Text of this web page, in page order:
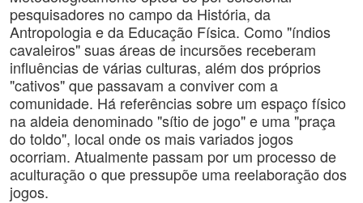
pesquisadores no campo da História, da
Antropologia e da Educação Física. Como "índios
cavaleiros" suas áreas de incursões receberam
influências de várias culturas, além dos próprios
"cativos" que passavam a conviver com a
comunidade. Há referências sobre um espaço físico
na aldeia denominado "sítio de jogo" e uma "praça
do toldo", local onde os mais variados jogos
ocorriam. Atualmente passam por um processo de
aculturação o que pressupõe uma reelaboração dos
jogos.